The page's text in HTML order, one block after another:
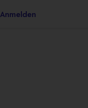
Anmelden